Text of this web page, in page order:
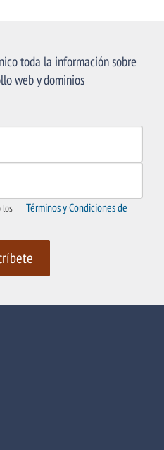
toda la información sobre
web y dominios
los
Términos y Condiciones de